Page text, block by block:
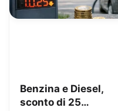
Benzina e Diesel,
sconto di 25